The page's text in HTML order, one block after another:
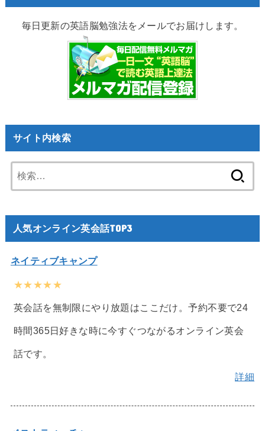
毎日更新の英語脳勉強法をメールでお届けします。
サイト内検索
索:
人気オンライン英会話TOP3
ネイティブキャンプ
★★★★★
英会話を無制限にやり放題はここだけ。予約不要で24
時間365日好きな時に今すぐつながるオンライン英会
話です。
詳細